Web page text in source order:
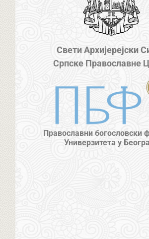
Свети Архијерејски
Српске Православне
Православни богословски
Универзитета у